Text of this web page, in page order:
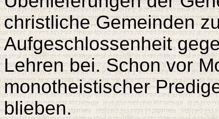
christliche Gemeinden
Aufgeschlossenheit
Lehren bei. Schon vor
monotheistischer
blieben.